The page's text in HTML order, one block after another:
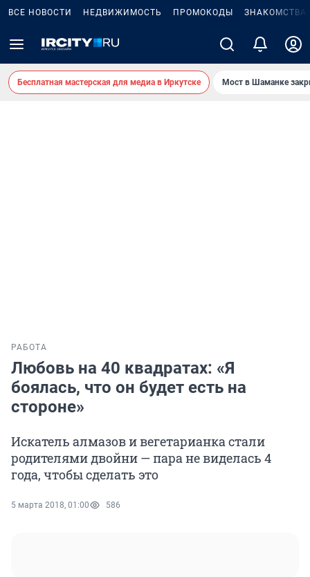
ВСЕ НОВОСТИ НЕДВИЖИМОСТЬ ПРОМОКОДЫ ЗНАКОМСТВА
Бесплатная мастерская для медиа в Иркутске Мост в Шаманке
РАБОТА
Любовь на 40 квадратах: «Я
боялась, что он будет есть на
стороне»
Искатель алмазов и вегетарианка стали
родителями двойни — пара не виделась 4
года, чтобы сделать это
5 марта 2018, 01:00 586